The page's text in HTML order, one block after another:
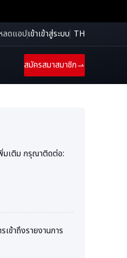
ลดแอปเข้าเข้าสู่ระบบ TH
สมัครสมาสมาชิก
มเติม กรุณาติดต่อ:
ข้าถึงรายงานการ